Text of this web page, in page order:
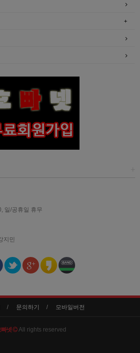
일/공휴일 휴무
지민
문의하기 모바일버전
빠넷 All rights reserved